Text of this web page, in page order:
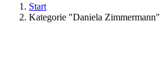
Start
Kategorie "Daniela Zimmermann"